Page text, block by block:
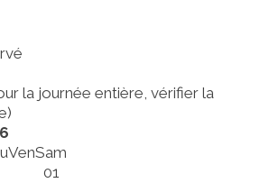
la journée entière, vérifier la
VenSam
01